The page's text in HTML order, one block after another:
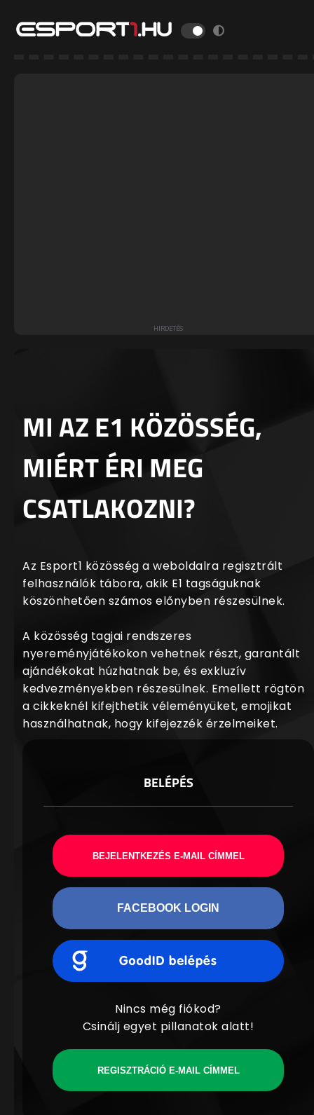
MI AZ E1 KÖZÖSSÉG,
MIÉRT ÉRI MEG
CSATLAKOZNI?
Az Esport1 közösség a weboldalra regisztrált
felhasználók tábora, akik E1 tagságuknak
köszönhetően számos előnyben részesülnek.
A közösség tagjai rendszeres
nyereményjátékokon vehetnek részt, garantált
ajándékokat húzhatnak be, és exkluzív
kedvezményekben részesülnek. Emellett rögtön
a cikkeknél kifejthetik véleményüket, emojikat
használhatnak, hogy kifejezzék érzelmeiket.
BELÉPÉS
BEJELENTKEZÉS E-MAIL CÍMMEL
FACEBOOK LOGIN
Nincs még fiókod?
Csinálj egyet pillanatok alatt!
REGISZTRÁCIÓ E-MAIL CÍMMEL